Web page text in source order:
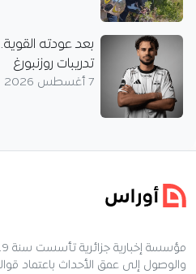
بعد عودته
تدريبات روزنبورغ
7 أغسطس 2026
والوصول إلى عمق الأحداث باعتماد